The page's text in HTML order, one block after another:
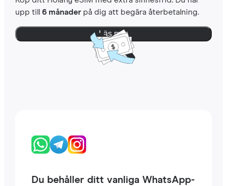
upp till 6 månaderpå dig att begära återbetalning.
Läs mer
Du behåller ditt vanliga WhatsApp-